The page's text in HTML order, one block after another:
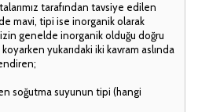
tarafından tavsiye edilen
mavi, tipi ise inorganik olarak
genelde inorganik olduğu doğru
yukarıdaki iki kavram aslında
soğutma suyunun tipi (hangi